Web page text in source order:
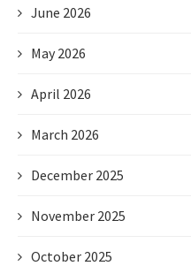
June 2026
May 2026
April 2026
March 2026
December 2025
November 2025
October 2025